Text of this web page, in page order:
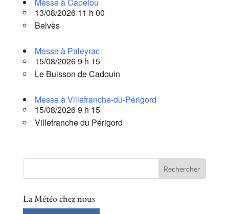
Messe à Capelou
13/08/2026 11 h 00
Belvès
Messe à Paleyrac
15/08/2026 9 h 15
Le Buisson de Cadouin
Messe à Villefranche-du-Périgord
15/08/2026 9 h 15
Villefranche du Périgord
La Météo chez nous